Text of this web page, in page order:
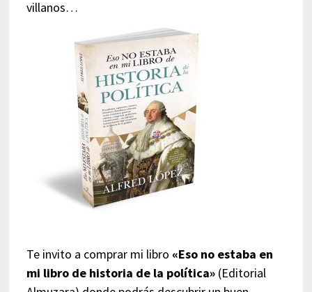
villanos…
Te invito a comprar mi libro «Eso no estaba en
mi libro de historia de la política»(Editorial